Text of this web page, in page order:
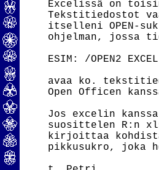
Excelissä on
Tekstitiedostot
itselleni OPEN-
ohjelman, jossa
ESIM: /OPEN2
avaa ko.
Open Officen
Jos excelin
suosittelen R:n
kirjoittaa
pikkusukro,